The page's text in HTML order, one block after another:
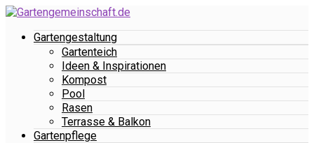
Gartengestaltung
Gartenteich
Ideen & Inspirationen
Kompost
Pool
Rasen
Terrasse & Balkon
Gartenpflege